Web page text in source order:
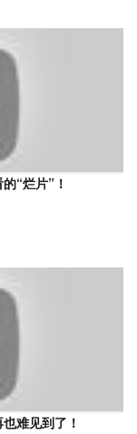
“烂片”！
难见到了！